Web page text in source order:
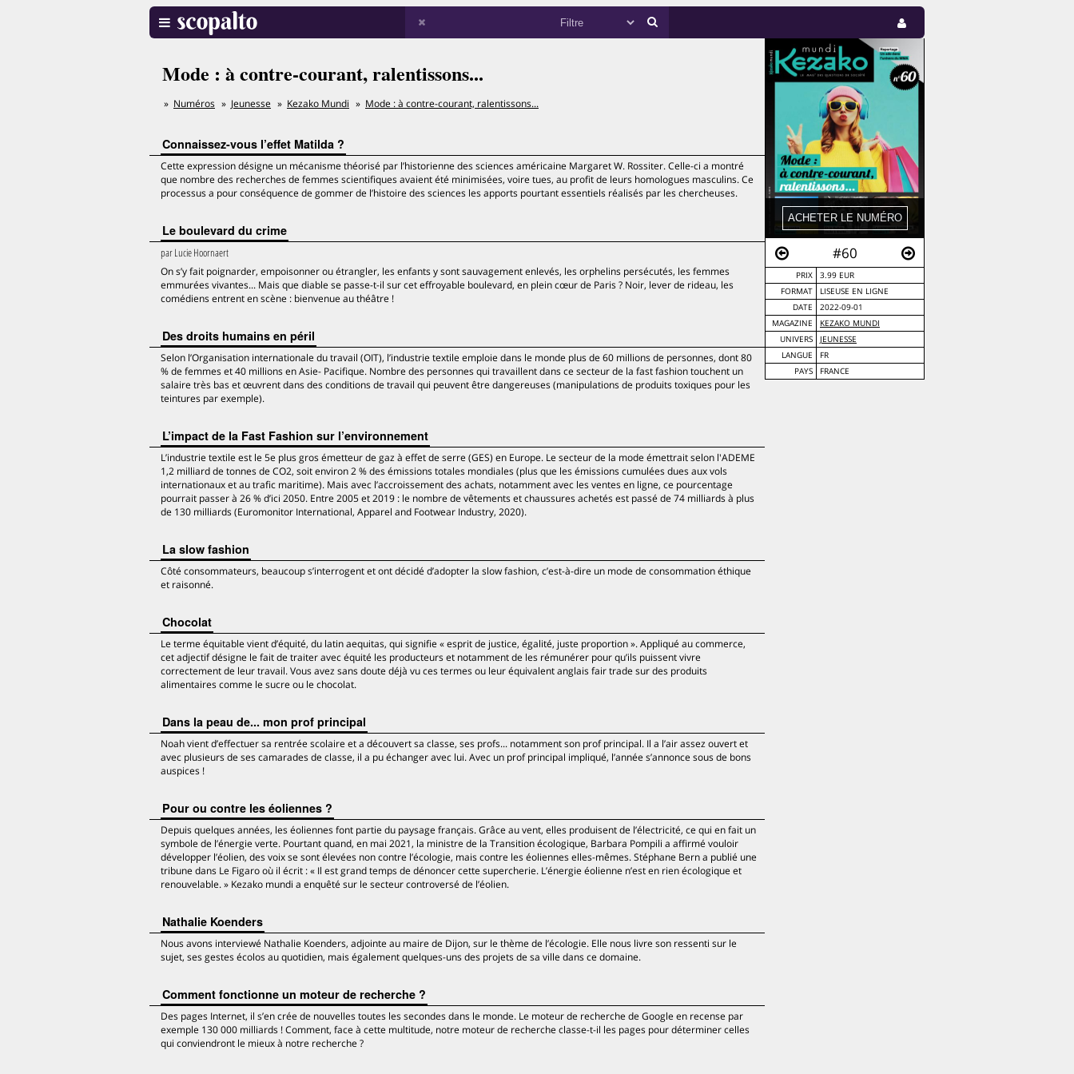
#60
PRIX
3.99 EUR
FORMAT
LISEUSE EN LIGNE
DATE
2022-09-01
MAGAZINE
KEZAKO MUNDI
UNIVERS
JEUNESSE
LANGUE
FR
PAYS
FRANCE
Mode : à contre-courant, ralentissons...
Numéros Jeunesse Kezako Mundi Mode : à contre-courant, ralentissons...
Connaissez-vous l’effet Matilda ?
Cette expression désigne un mécanisme théorisé par l’historienne des sciences américaine Margaret W. Rossiter. Celle-ci a montré
que nombre des recherches de femmes scientifiques avaient été minimisées, voire tues, au profit de leurs homologues masculins. Ce
processus a pour conséquence de gommer de l’histoire des sciences les apports pourtant essentiels réalisés par les chercheuses.
Le boulevard du crime
parLucie Hoornaert
On s’y fait poignarder, empoisonner ou étrangler, les enfants y sont sauvagement enlevés, les orphelins persécutés, les femmes
emmurées vivantes... Mais que diable se passe-t-il sur cet effroyable boulevard, en plein cœur de Paris ? Noir, lever de rideau, les
comédiens entrent en scène : bienvenue au théâtre !
Des droits humains en péril
Selon l’Organisation internationale du travail (OIT), l’industrie textile emploie dans le monde plus de 60 millions de personnes, dont 80
% de femmes et 40 millions en Asie- Pacifique. Nombre des personnes qui travaillent dans ce secteur de la fast fashion touchent un
salaire très bas et œuvrent dans des conditions de travail qui peuvent être dangereuses (manipulations de produits toxiques pour les
teintures par exemple).
L’impact de la Fast Fashion sur l’environnement
L’industrie textile est le 5e plus gros émetteur de gaz à effet de serre (GES) en Europe. Le secteur de la mode émettrait selon l'ADEME
1,2 milliard de tonnes de CO2, soit environ 2 % des émissions totales mondiales (plus que les émissions cumulées dues aux vols
internationaux et au trafic maritime). Mais avec l’accroissement des achats, notamment avec les ventes en ligne, ce pourcentage
pourrait passer à 26 % d’ici 2050. Entre 2005 et 2019 : le nombre de vêtements et chaussures achetés est passé de 74 milliards à plus
de 130 milliards (Euromonitor International, Apparel and Footwear Industry, 2020).
La slow fashion
Côté consommateurs, beaucoup s’interrogent et ont décidé d’adopter la slow fashion, c’est-à-dire un mode de consommation éthique
et raisonné.
Chocolat
Le terme équitable vient d’équité, du latin aequitas, qui signifie « esprit de justice, égalité, juste proportion ». Appliqué au commerce,
cet adjectif désigne le fait de traiter avec équité les producteurs et notamment de les rémunérer pour qu’ils puissent vivre
correctement de leur travail. Vous avez sans doute déjà vu ces termes ou leur équivalent anglais fair trade sur des produits
alimentaires comme le sucre ou le chocolat.
Dans la peau de... mon prof principal
Noah vient d’effectuer sa rentrée scolaire et a découvert sa classe, ses profs... notamment son prof principal. Il a l’air assez ouvert et
avec plusieurs de ses camarades de classe, il a pu échanger avec lui. Avec un prof principal impliqué, l’année s’annonce sous de bons
auspices !
Pour ou contre les éoliennes ?
Depuis quelques années, les éoliennes font partie du paysage français. Grâce au vent, elles produisent de l’électricité, ce qui en fait un
symbole de l’énergie verte. Pourtant quand, en mai 2021, la ministre de la Transition écologique, Barbara Pompili a affirmé vouloir
développer l’éolien, des voix se sont élevées non contre l’écologie, mais contre les éoliennes elles-mêmes. Stéphane Bern a publié une
tribune dans Le Figaro où il écrit : « Il est grand temps de dénoncer cette supercherie. L’énergie éolienne n’est en rien écologique et
renouvelable. » Kezako mundi a enquêté sur le secteur controversé de l’éolien.
Nathalie Koenders
Nous avons interviewé Nathalie Koenders, adjointe au maire de Dijon, sur le thème de l’écologie. Elle nous livre son ressenti sur le
sujet, ses gestes écolos au quotidien, mais également quelques-uns des projets de sa ville dans ce domaine.
Comment fonctionne un moteur de recherche ?
Des pages Internet, il s’en crée de nouvelles toutes les secondes dans le monde. Le moteur de recherche de Google en recense par
exemple 130 000 milliards ! Comment, face à cette multitude, notre moteur de recherche classe-t-il les pages pour déterminer celles
qui conviendront le mieux à notre recherche ?